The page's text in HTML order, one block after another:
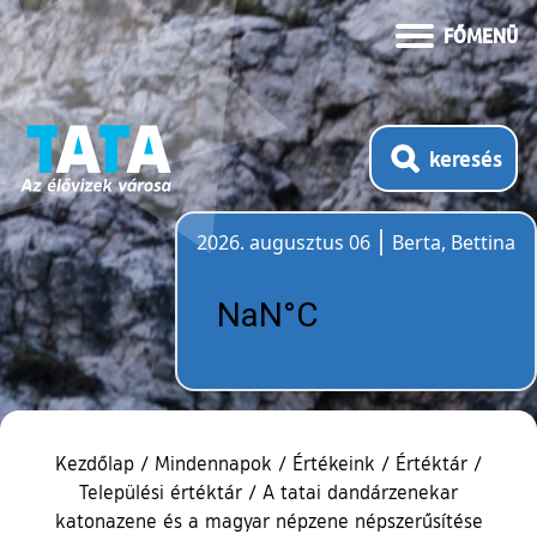
FŐMENÜ
keresés
2026. augusztus 06
Berta, Bettina
Kezdőlap / Mindennapok / Értékeink / Értéktár /
Települési értéktár / A tatai dandárzenekar
katonazene és a magyar népzene népszerűsítése